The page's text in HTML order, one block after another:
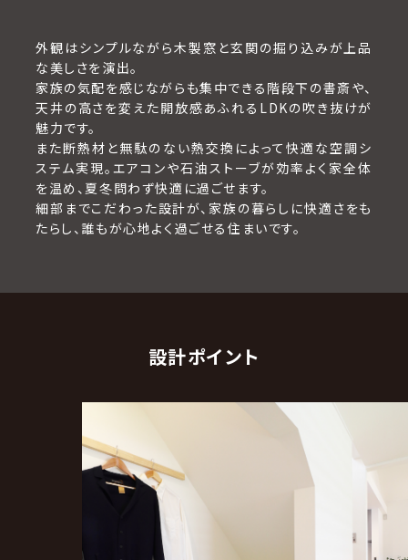
外観はシンプルながら木製窓と玄関の掘り込みが上品
な美しさを演出。
家族の気配を感じながらも集中できる階段下の書斎や、
天井の高さを変えた開放感あふれるLDKの吹き抜けが
魅力です。
また断熱材と無駄のない熱交換によって快適な空調シ
ステム実現。エアコンや石油ストーブが効率よく家全体
を温め、夏冬問わず快適に過ごせます。
細部までこだわった設計が、家族の暮らしに快適さをも
たらし、誰もが心地よく過ごせる住まいです。
設計ポイント